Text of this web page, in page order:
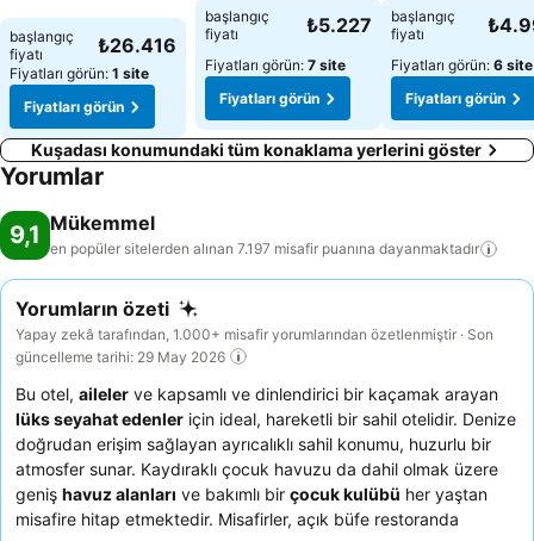
Fiyatları görün
başlangıç
fiyatı
₺26.416
Fiyatları görün: 1 site
Fiyatları görün
Fiyatları görün
başlangıç
fiyatı
₺5.227
Fiyatları görün: 7 site
Fiyatları görün
Fiyatları görün
başlangıç
fiyatı
Fiyatları görün: 6 site
Fiyatları görün
Kuşadası konumundaki tüm konaklama yerlerini göster
Yorumlar
9,1 Mükemmel
en popüler sitelerden alınan 7.197 misafir puanına dayanmaktadır
Yorumların özeti
Yapay zekâ tarafından, 1.000+ misafir yorumlarından özetlenmiştir · Son
güncelleme tarihi: 29 May 2026
Bu otel, aileler ve kapsamlı ve dinlendirici bir kaçamak arayan
lüks seyahat edenler için ideal, hareketli bir sahil otelidir. Denize
doğrudan erişim sağlayan ayrıcalıklı sahil konumu, huzurlu bir
atmosfer sunar. Kaydıraklı çocuk havuzu da dahil olmak üzere
geniş havuz alanları ve bakımlı bir çocuk kulübü her yaştan
misafire hitap etmektedir. Misafirler, açık büfe restoranda